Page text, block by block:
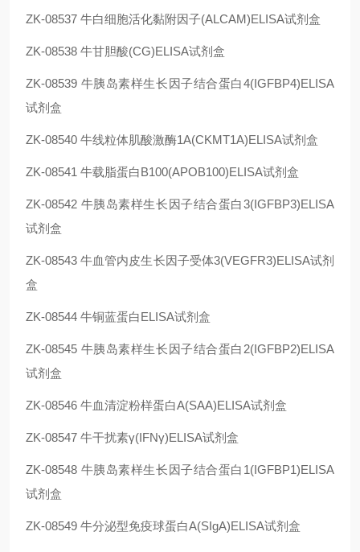
ZK-08537 牛白细胞活化黏附因子(ALCAM)ELISA试剂盒
ZK-08538 牛甘胆酸(CG)ELISA试剂盒
ZK-08539 牛胰岛素样生长因子结合蛋白4(IGFBP4)ELISA
试剂盒
ZK-08540 牛线粒体肌酸激酶1A(CKMT1A)ELISA试剂盒
ZK-08541 牛载脂蛋白B100(APOB100)ELISA试剂盒
ZK-08542 牛胰岛素样生长因子结合蛋白3(IGFBP3)ELISA
试剂盒
ZK-08543 牛血管内皮生长因子受体3(VEGFR3)ELISA试剂
盒
ZK-08544 牛铜蓝蛋白ELISA试剂盒
ZK-08545 牛胰岛素样生长因子结合蛋白2(IGFBP2)ELISA
试剂盒
ZK-08546 牛血清淀粉样蛋白A(SAA)ELISA试剂盒
ZK-08547 牛干扰素γ(IFNγ)ELISA试剂盒
ZK-08548 牛胰岛素样生长因子结合蛋白1(IGFBP1)ELISA
试剂盒
ZK-08549 牛分泌型免疫球蛋白A(SIgA)ELISA试剂盒